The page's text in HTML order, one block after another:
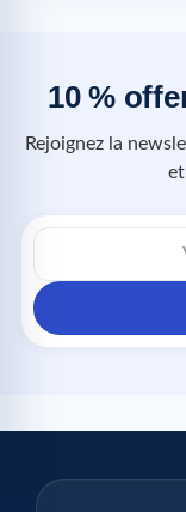
10 %
Rejoignez la